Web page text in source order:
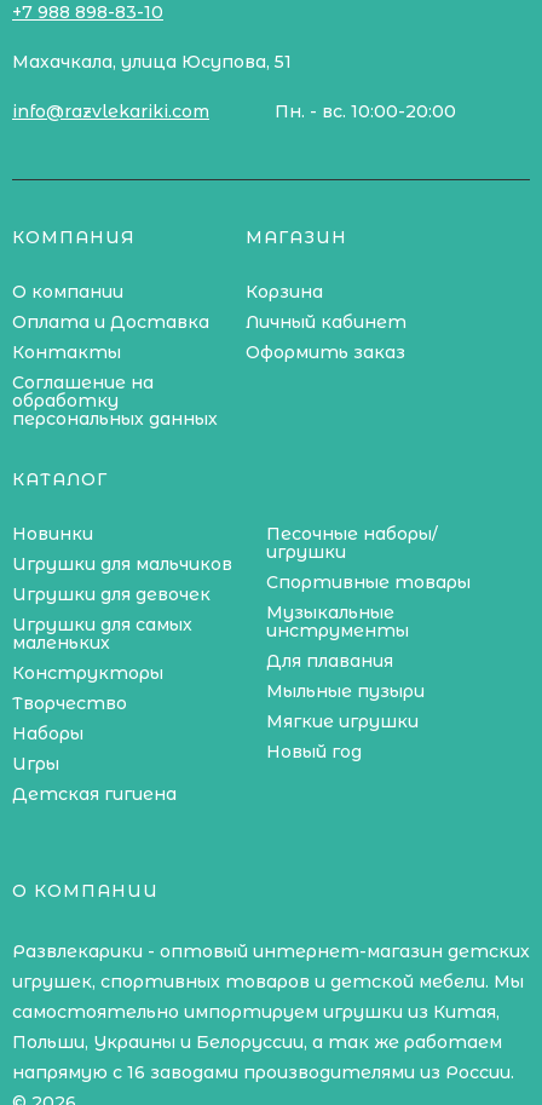
+7 988 898-83-10
Махачкала, улица Юсупова, 51
info@razvlekariki.com Пн. - вс. 10:00-20:00
КОМПАНИЯ
О компании
Оплата и Доставка
Контакты
Соглашение на
обработку
персональных данных
МАГАЗИН
Корзина
Личный кабинет
Оформить заказ
КАТАЛОГ
Новинки
Игрушки для мальчиков
Игрушки для девочек
Игрушки для самых
маленьких
Конструкторы
Творчество
Наборы
Игры
Детская гигиена
Песочные наборы/
игрушки
Спортивные товары
Музыкальные
инструменты
Для плавания
Мыльные пузыри
Мягкие игрушки
Новый год
О КОМПАНИИ
Развлекарики - оптовый интернет-магазин детских
игрушек, спортивных товаров и детской мебели. Мы
самостоятельно импортируем игрушки из Китая,
Польши, Украины и Белоруссии, а так же работаем
напрямую с 16 заводами производителями из России.